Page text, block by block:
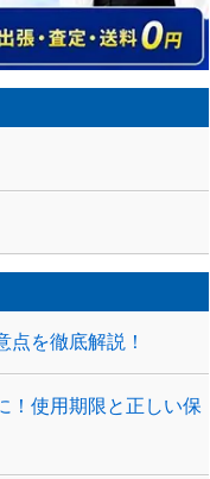
点を徹底解説！
！使用期限と正しい保